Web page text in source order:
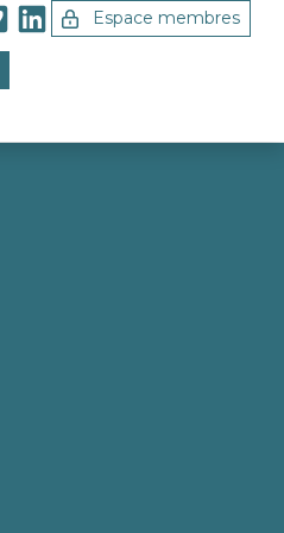
Espace membres